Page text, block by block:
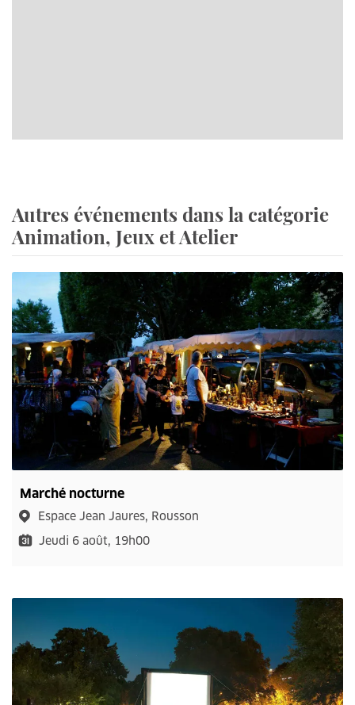
Autres événements dans la catégorie
Animation, Jeux et Atelier
Marché nocturne
Espace Jean Jaures, Rousson
Jeudi 6 août, 19h00